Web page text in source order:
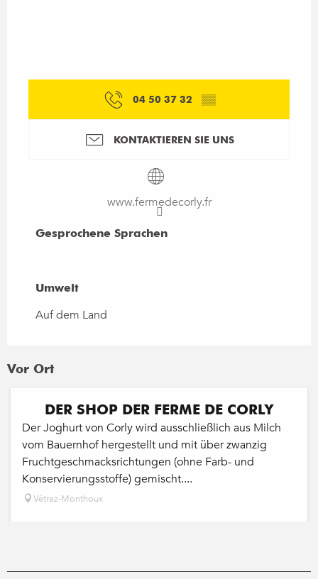
04 50 37 32 ▒▒
KONTAKTIEREN SIE UNS
www.fermedecorly.fr
Gesprochene Sprachen
Gesprochene Sprachen
Umwelt
Umwelt
Auf dem Land
Vor Ort
DER SHOP DER FERME DE CORLY
Der Joghurt von Corly wird ausschließlich aus Milch
vom Bauernhof hergestellt und mit über zwanzig
Fruchtgeschmacksrichtungen (ohne Farb- und
Konservierungsstoffe) gemischt....
Vétraz-Monthoux